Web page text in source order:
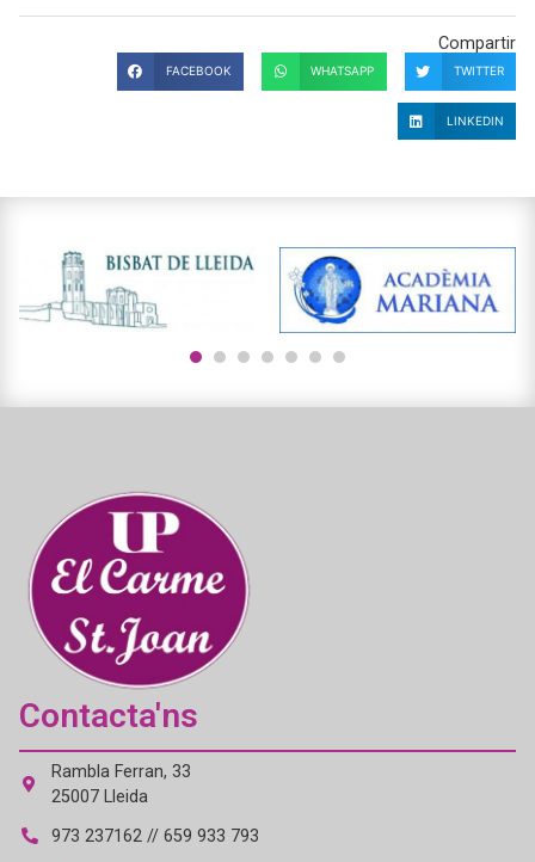
Compartir
FACEBOOK WHATSAPP TWITTER
LINKEDIN
Contacta'ns
Rambla Ferran, 33
25007 Lleida
973 237162 // 659 933 793